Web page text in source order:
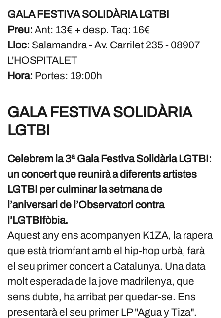
GALA FESTIVA SOLIDÀRIA LGTBI
Preu: Ant: 13€ + desp. Taq: 16€
Lloc: Salamandra - Av. Carrilet 235 - 08907
L'HOSPITALET
Hora: Portes: 19:00h
GALA FESTIVA SOLIDÀRIA
LGTBI
Celebrem la 3ª Gala Festiva Solidària LGTBI:
un concert que reunirà a diferents artistes
LGTBI per culminar la setmana de
l’aniversari de l’Observatori contra
l’LGTBIfòbia.
Aquest any ens acompanyen K1ZA, la rapera
que està triomfant amb el hip-hop urbà, farà
el seu primer concert a Catalunya. Una data
molt esperada de la jove madrilenya, que
sens dubte, ha arribat per quedar-se. Ens
presentarà el seu primer LP "Agua y Tiza".